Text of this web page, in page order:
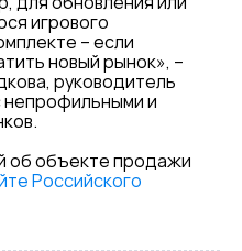
игрового
– если
новый рынок», –
руководитель
и
об объекте продажи
Российского